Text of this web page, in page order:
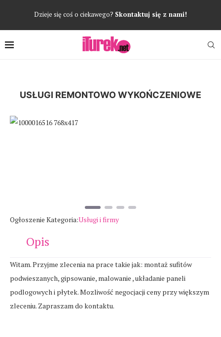
Dzieje się coś o ciekawego? Skontaktuj się z nami!
USŁUGI REMONTOWO WYKOŃCZENIOWE
Ogłoszenie Kategoria:Usługi i firmy
Opis
Witam. Przyjme zlecenia na prace takie jak: montaż sufitów
podwieszanych, gipsowanie, malowanie , układanie paneli
podlogowych i płytek. Mozliwość negocjacji ceny przy większym
zleceniu. Zapraszam do kontaktu.